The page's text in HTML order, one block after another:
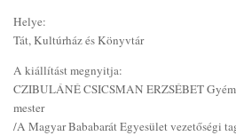
Helye:
Tát, Kultúrház és Könyvtár
A kiállítást megnyitja:
CZIBULÁNÉ CSICSMAN ERZSÉBET
mester
/A Magyar Bababarát Egyesület vezetőségi